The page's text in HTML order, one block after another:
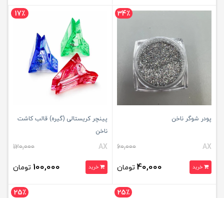
34٪
پودر شوگر ناخن
AX
60,000
خرید 40,000 تومان
17٪
پینچر کریستالی (گیره) قالب کاشت
ناخن
AX
120,000
خرید 100,000 تومان
25٪ 25٪